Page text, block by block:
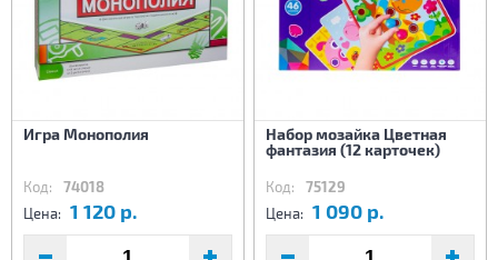
Игра Монополия
Код: 74018
Цена: 1 120 р.
Набор мозайка Цветная
фантазия (12 карточек)
Код: 75129
Цена: 1 090 р.